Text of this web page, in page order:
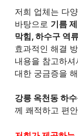
저희 업체는 다
바탕으로 기름
막힘, 하수구 역
효과적인 해결
내용을 참고하
대한 궁금증을
강릉 옥천동 하
께 쾌적하고 편